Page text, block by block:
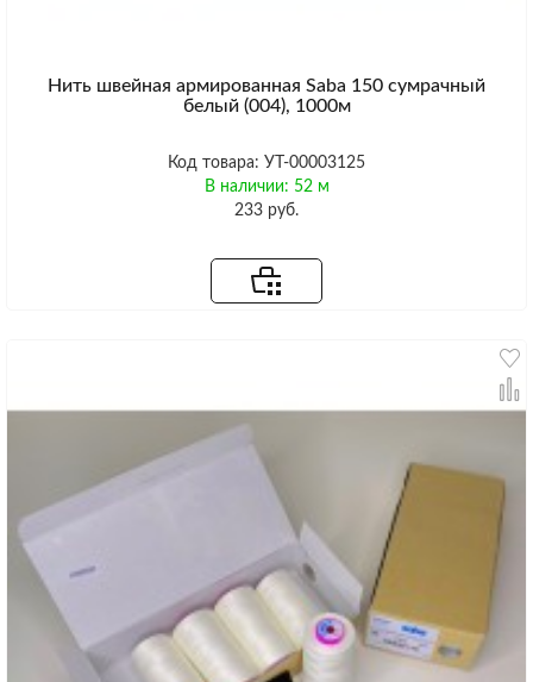
Нить швейная армированная Saba 150 сумрачный
белый (004), 1000м
Код товара: УТ-00003125
В наличии: 52 м
233 руб.